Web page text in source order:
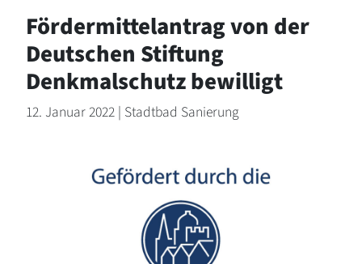
Fördermittelantrag von der
Deutschen Stiftung
Denkmalschutz bewilligt
12. Januar 2022 | Stadtbad Sanierung